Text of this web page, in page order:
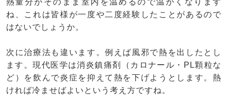
熱量分がそのまま室内を温めるので温かくなります
ね、これは皆様が一度や二度経験したことがあるので
はないでしょうか。
次に治療法も違います。例えば風邪で熱を出したとし
ます。現代医学は消炎鎮痛剤（カロナール・PL顆粒な
ど）を飲んで炎症を抑えて熱を下げようとします。熱
ければ冷ませばよいという考え方ですね。